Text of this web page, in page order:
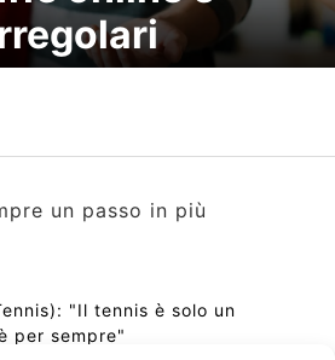
un passo in più
"Il tennis è solo un
per sempre"